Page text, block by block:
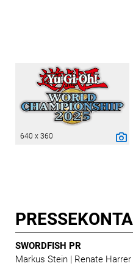
640 x 360
SWORDFISH PR
Markus Stein | Renate Harrer